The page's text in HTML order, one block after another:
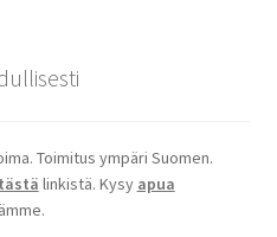
Toimitus ympäri Suomen.
tästä linkistä. Kysy apua